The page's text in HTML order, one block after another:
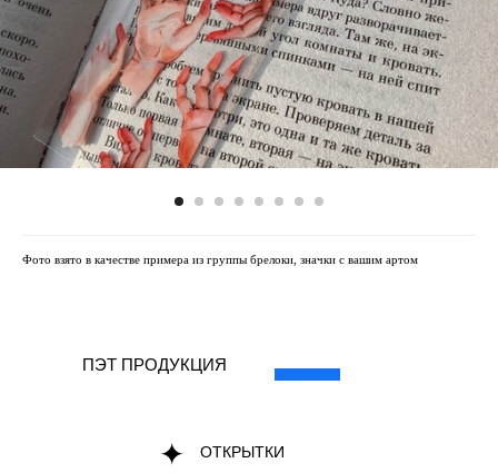
Фото взято в качестве примера из группы брелоки, значки с вашим артом
ПЭТ ПРОДУКЦИЯ
ОТКРЫТКИ